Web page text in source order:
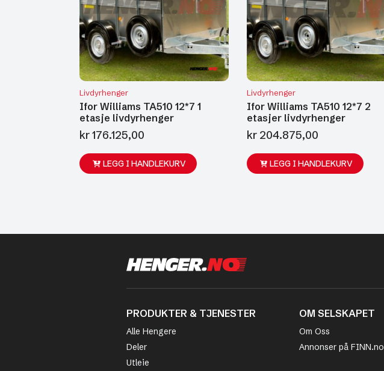
Livdyrhenger
Ifor Williams TA510 12*7 1
etasje livdyrhenger
kr176.125,00
LEGG I HANDLEKURV
Livdyrhenger
Ifor Williams TA510 12*7 2
etasjer livdyrhenger
kr204.875,00
LEGG I HANDLEKURV
PRODUKTER & TJENESTER
Alle Hengere
Deler
Utleie
OM SELSKAPET
Om Oss
Annonser på FINN.no